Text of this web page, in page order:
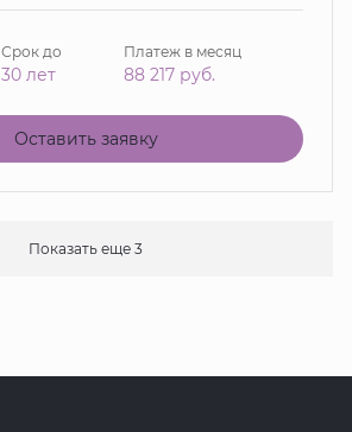
Срок до
30 лет
Платеж в месяц
88 217 руб.
Оставить заявку
Показать еще 3